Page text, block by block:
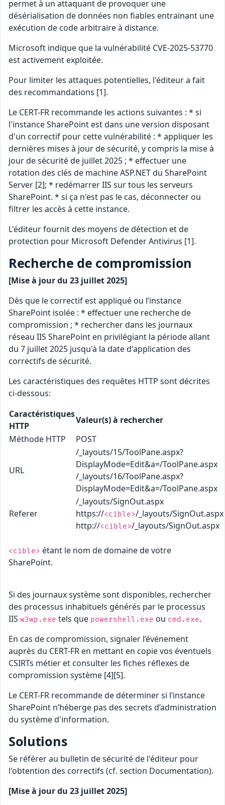
permet à un attaquant de provoquer une
désérialisation de données non fiables entrainant une
exécution de code arbitraire à distance.
Microsoft indique que la vulnérabilité CVE-2025-53770
est activement exploitée.
Pour limiter les attaques potentielles, l'éditeur a fait
des recommandations [1].
Le CERT-FR recommande les actions suivantes : * si
l'instance SharePoint est dans une version disposant
d'un correctif pour cette vulnérabilité : * appliquer les
dernières mises à jour de sécurité, y compris la mise à
jour de sécurité de juillet 2025 ; * effectuer une
rotation des clés de machine ASP.NET du SharePoint
Server [2]; * redémarrer IIS sur tous les serveurs
SharePoint. * si ça n'est pas le cas, déconnecter ou
filtrer les accès à cette instance.
L'éditeur fournit des moyens de détection et de
protection pour Microsoft Defender Antivirus [1].
Recherche de compromission
[Mise à jour du 23 juillet 2025]
Dès que le correctif est appliqué ou l’instance
SharePoint isolée : * effectuer une recherche de
compromission ; * rechercher dans les journaux
réseau IIS SharePoint en privilégiant la période allant
du 7 juillet 2025 jusqu'à la date d'application des
correctifs de sécurité.
Les caractéristiques des requêtes HTTP sont décrites
ci-dessous:
Caractéristiques
HTTP
Valeur(s) à rechercher
Méthode HTTP
POST
URL
/_layouts/15/ToolPane.aspx?
DisplayMode=Edit&a=/ToolPane.aspx
/_layouts/16/ToolPane.aspx?
DisplayMode=Edit&a=/ToolPane.aspx
Referer
/_layouts/SignOut.aspx
https://<cible>/_layouts/SignOut.aspx
http://<cible>/_layouts/SignOut.aspx
<cible> étant le nom de domaine de votre
SharePoint.
Si des journaux système sont disponibles, rechercher
des processus inhabituels générés par le processus
IIS w3wp.exe tels que powershell.exe ou cmd.exe.
En cas de compromission, signaler l’événement
auprès du CERT-FR en mettant en copie vos éventuels
CSIRTs métier et consulter les fiches réflexes de
compromission système [4][5].
Le CERT-FR recommande de déterminer si l’instance
SharePoint n’héberge pas des secrets d’administration
du système d'information.
Solutions
Se référer au bulletin de sécurité de l'éditeur pour
l'obtention des correctifs (cf. section Documentation).
[Mise à jour du 23 juillet 2025]